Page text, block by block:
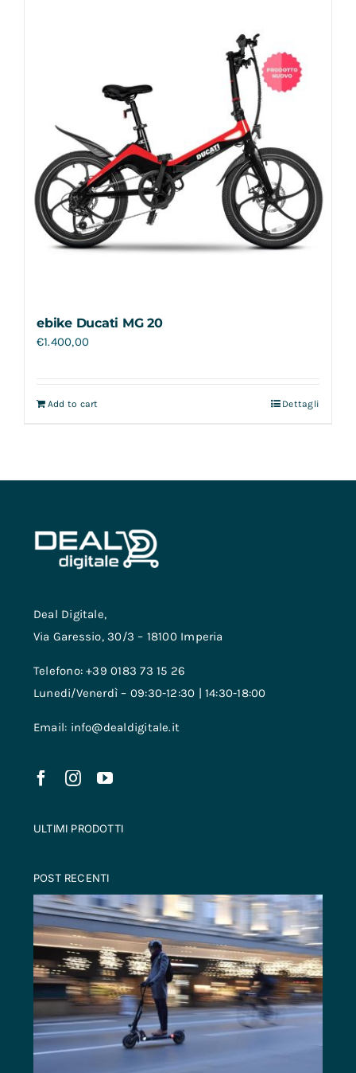
ebike Ducati MG 20
€1.400,00
Add to cart Dettagli
Deal Digitale,
Via Garessio, 30/3 – 18100 Imperia
Telefono: +39 0183 73 15 26
Lunedi/Venerdì – 09:30-12:30 | 14:30-18:00
Email: info@dealdigitale.it
ULTIMI PRODOTTI
POST RECENTI